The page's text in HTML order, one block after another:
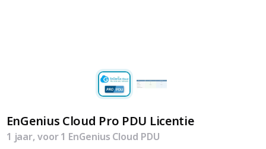
EnGenius Cloud Pro PDU Licentie
1 jaar, voor 1 EnGenius Cloud PDU